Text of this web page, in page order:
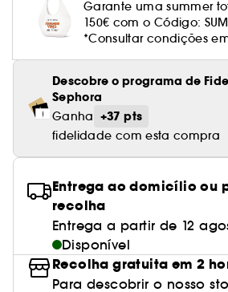
PHLUR
Westman Atelier
Rare Beauty
Rem Beauty
Sephora Collection
Yepoda
Westman Atelier
Creme com cor
Leite desmaquilhante
Água micelar
Toalhitas desmaquilhantes
Coffrets de rosto
Acessórios maquilhagem
Óleo desmaquilhante
Leite desmaquilhante
Tratamento anti-vermelhidão
Tratamento minimizador dos poros
Tratamento reafirmante e lifting
Tratamento purificante e
Utensílios de beleza rosto
Utensílios e acessórios de limpeza
Pinças
Ver tudo
Cremes de olhos
Limpeza & esfoliantes
Hidratantes
Tratamento rosto
Corpo parafarmácia
Tratamento parafarmácia
Tratamento Sephora Collection
Gel de barbear e loção pós-
Perfume fresco
Perfume amadeirado
Perfume com baunilha
Perfume doce
Óleos e difusores
Try me
Cabelo sem brilho
Brilho & suavidade
Cuidado do couro cabeludo
Volume
Coloração
Anti-caspa
Cuidado de unhas
Garante uma summer
150€ com o Código:
*Consultar condições
Descobre o programa de
Sephora
Ganha +37 pts
fidelidade com esta compra
Entrega ao domicílio ou
recolha
Entrega a partir de 12
Disponível
Recolha gratuita em 2
Para descobrir o nosso